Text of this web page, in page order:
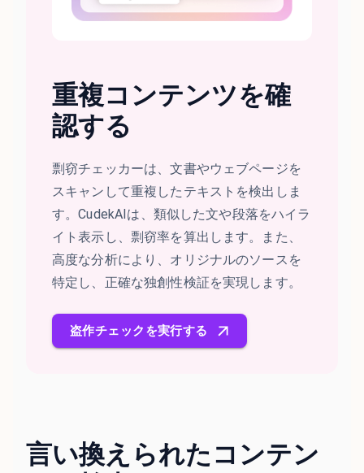
重複コンテンツを確
認する
剽窃チェッカーは、文書やウェブページを
スキャンして重複したテキストを検出しま
す。CudekAIは、類似した文や段落をハイラ
イト表示し、剽窃率を算出します。また、
高度な分析により、オリジナルのソースを
特定し、正確な独創性検証を実現します。
盗作チェックを実行する
言い換えられたコンテン